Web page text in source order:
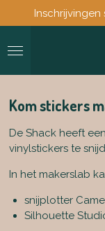
direct
naar
hoofdinhoud
Kom stickers
De Shack heeft
vinylstickers te
In het makerslab
snijplotter
Silhouette